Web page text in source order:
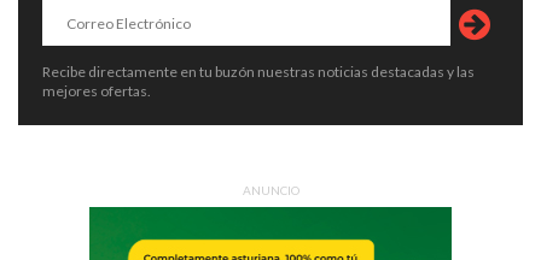
Recibe directamente en tu buzón nuestras noticias destacadas y las
mejores ofertas.
ANUNCIO